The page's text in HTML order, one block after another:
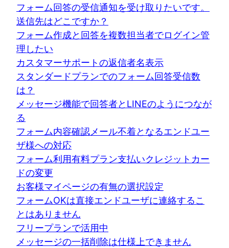
フォーム回答の受信通知を受け取りたいです。
送信先はどこですか？
フォーム作成と回答を複数担当者でログイン管
理したい
カスタマーサポートの返信者名表示
スタンダードプランでのフォーム回答受信数
は？
メッセージ機能で回答者とLINEのようにつなが
る
フォーム内容確認メール不着となるエンドユー
ザ様への対応
フォーム利用有料プラン支払いクレジットカー
ドの変更
お客様マイページの有無の選択設定
フォームOKは直接エンドユーザに連絡するこ
とはありません
フリープランで活用中
メッセージの一括削除は仕様上できません